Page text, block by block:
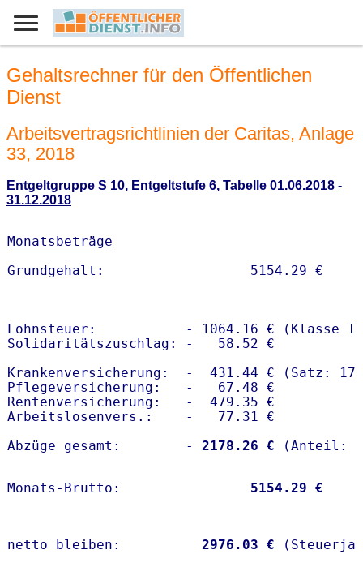
Gehaltsrechner für den Öffentlichen
Dienst
Arbeitsvertragsrichtlinien der Caritas, Anlage
33, 2018
Entgeltgruppe S 10, Entgeltstufe 6, Tabelle 01.06.2018 -
31.12.2018
Monatsbeträge
Lohnsteuer:           - 1064.16 € (Klasse I)
Solidaritätszuschlag: -   58.52 €
Krankenversicherung:  -  431.44 € (Satz:
Pflegeversicherung:   -   67.48 €
Rentenversicherung:   -  479.35 €
Arbeitslosenvers.:    -   77.31 €
Abzüge gesamt:        -
2178.26 €
Monats-Brutto: 5154.29 €
netto bleiben: 2976.03 €